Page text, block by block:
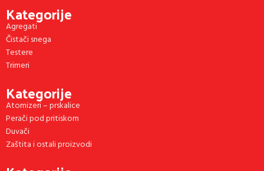
Kategorije
Agregati
Čistači snega
Testere
Trimeri
Kategorije
Atomizeri – prskalice
Perači pod pritiskom
Duvači
Zaštita i ostali proizvodi